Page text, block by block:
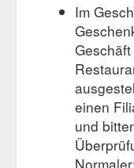
Im
einen
und